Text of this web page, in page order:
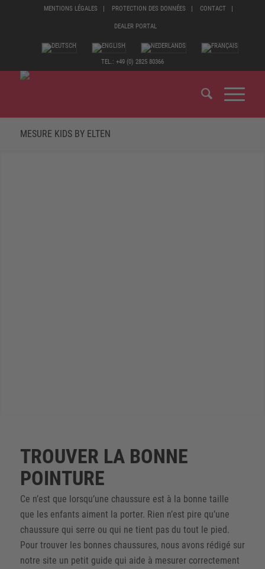
MENTIONS LÉGALES PROTECTION DES DONNÉES CONTACT
DEALER PORTAL
TEL.: +49 (0) 2825 80366
MESURE KIDS BY ELTEN
TROUVER LA BONNE
POINTURE
Ce n’est que lorsqu’une chaussure est à la bonne taille
que les enfants aiment la porter. Rien n’est pire qu’une
chaussure qui serre ou qui ne tient pas du tout le pied.
Pour trouver les bonnes chaussures, nous avons rédigé sur
notre site un petit guide qui aide à mesurer correctement